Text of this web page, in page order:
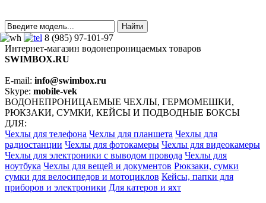
8 (985) 97-101-97
Интернет-магазин водонепроницаемых товаров
SWIMBOX.RU
E-mail: info@swimbox.ru
Skype: mobile-vek
ВОДОНЕПРОНИЦАЕМЫЕ ЧЕХЛЫ, ГЕРМОМЕШКИ,
РЮКЗАКИ, СУМКИ, КЕЙСЫ И ПОДВОДНЫЕ БОКСЫ
ДЛЯ:
Чехлы для телефона Чехлы для планшета Чехлы для
радиостанции Чехлы для фотокамеры Чехлы для видеокамеры
Чехлы для электроники с выводом провода Чехлы для
ноутбука Чехлы для вещей и документов Рюкзаки, сумки
сумки для велосипедов и мотоциклов Кейсы, папки для
приборов и электроники Для катеров и яхт